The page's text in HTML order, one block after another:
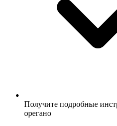
Получите подробные
орегано